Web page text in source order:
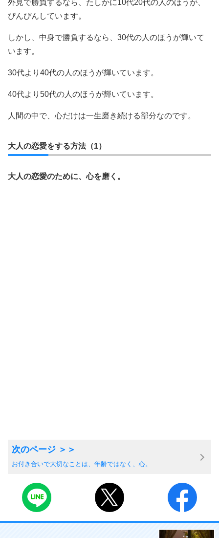
外見で勝負するなら、たしかに10代20代の人のほうが、
ぴんぴんしています。
しかし、中身で勝負するなら、30代の人のほうが輝いて
います。
30代より40代の人のほうが輝いています。
40代より50代の人のほうが輝いています。
人間の中で、心だけは一生磨き続ける部分なのです。
大人の恋愛をする方法（1）
大人の恋愛のために、心を磨く。
お付き合いで大切なことは、年齢ではなく、心。